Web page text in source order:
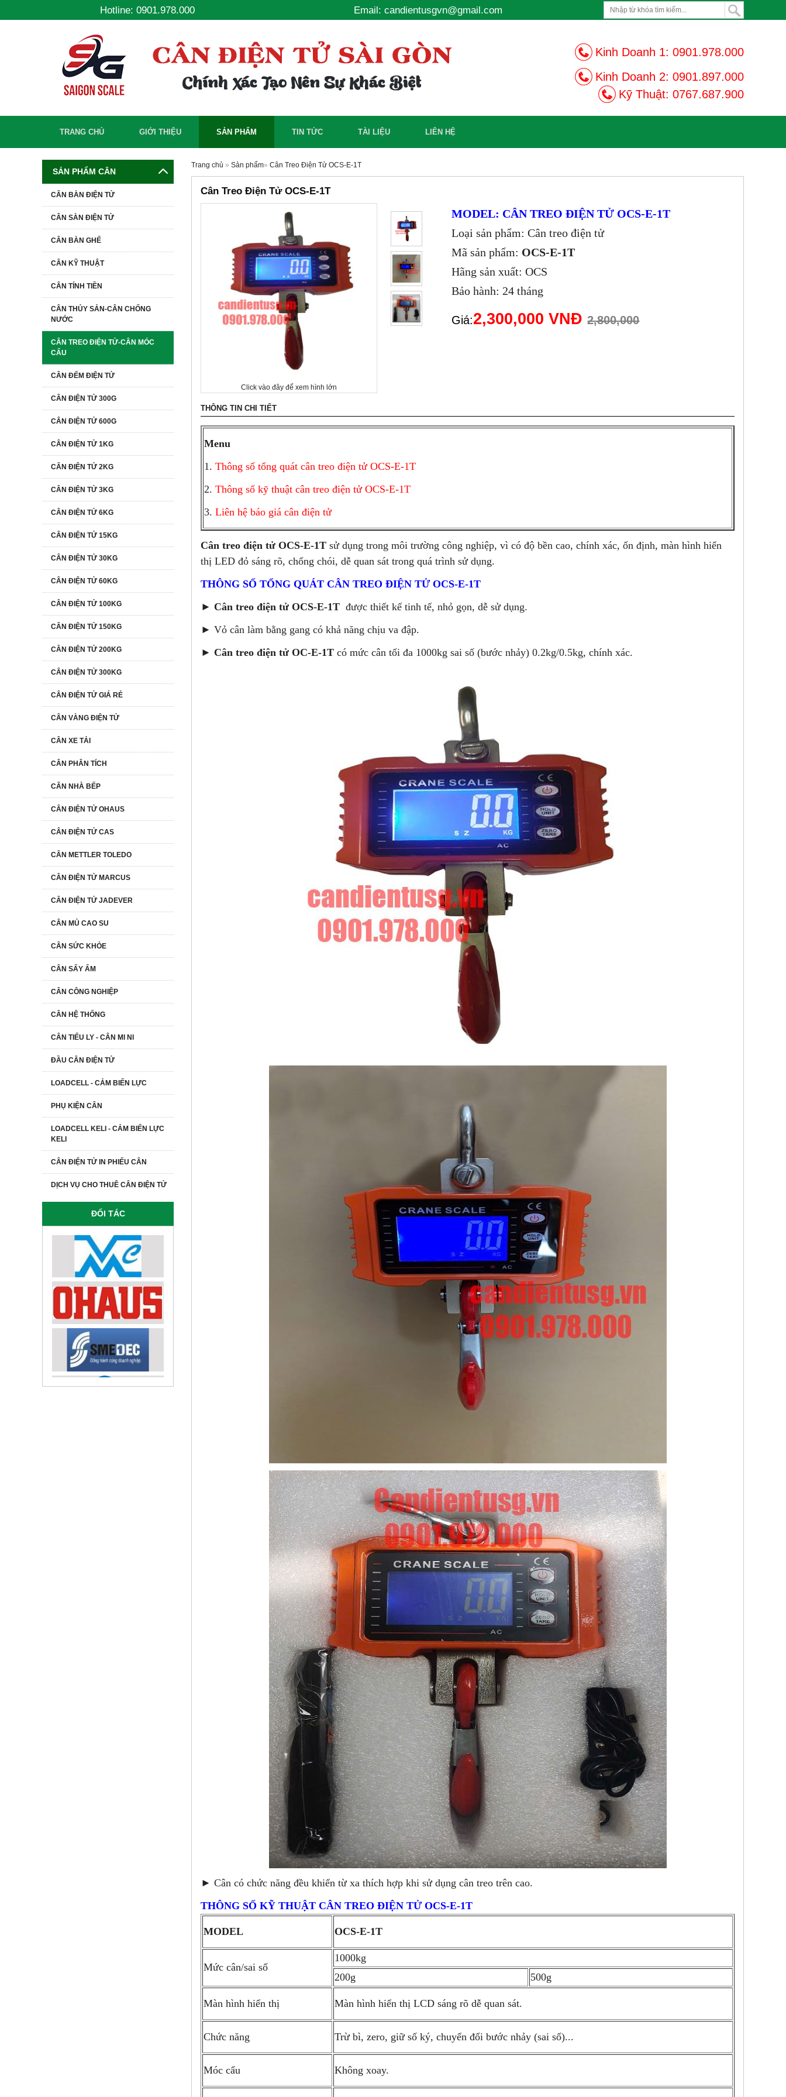
Hotline: 0901.978.000 Email: candientusgvn@gmail.com
Kinh Doanh 1: 0901.978.000
Kinh Doanh 2: 0901.897.000
Kỹ Thuật: 0767.687.900
TRANG CHỦ GIỚI THIỆU SẢN PHẨM TIN TỨC TÀI LIỆU LIÊN HỆ
Trang chủ » Sản phẩm» Cân Treo Điện Tử OCS-E-1T
Cân Treo Điện Tử OCS-E-1T
Click vào đây để xem hình lớn
MODEL: CÂN TREO ĐIỆN TỬ OCS-E-1T
Loại sản phẩm: Cân treo điện tử
Mã sản phẩm: OCS-E-1T
Hãng sản xuất: OCS
Bảo hành: 24 tháng
Giá:2,300,000 VNĐ2,800,000
THÔNG TIN CHI TIẾT
Menu
1. Thông số tổng quát cân treo điện tử OCS-E-1T
2. Thông số kỹ thuật cân treo điện tử OCS-E-1T
3. Liên hệ báo giá cân điện tử
Cân treo điện tử OCS-E-1T sử dụng trong môi trường công nghiệp, vì có độ bền cao, chính xác, ổn định, màn hình hiển
thị LED đỏ sáng rõ, chống chói, dễ quan sát trong quá trình sử dụng.
THÔNG SỐ TỔNG QUÁT CÂN TREO ĐIỆN TỬ OCS-E-1T
► Cân treo điện tử OCS-E-1T được thiết kế tinh tế, nhỏ gọn, dễ sử dụng.
► Vỏ cân làm bằng gang có khả năng chịu va đập.
► Cân treo điện tử OC-E-1T có mức cân tối đa 1000kg sai số (bước nhảy) 0.2kg/0.5kg, chính xác.
► Cân có chức năng đều khiển từ xa thích hợp khi sử dụng cân treo trên cao.
THÔNG SỐ KỸ THUẬT CÂN TREO ĐIỆN TỬ OCS-E-1T
MODEL OCS-E-1T
Mức cân/sai số
1000kg
200g
500g
Màn hình hiển thị Màn hình hiển thị LCD sáng rõ dễ quan sát.
Chức năng Trừ bì, zero, giữ số ký, chuyển đổi bước nhảy (sai số)...
Móc cẩu Không xoay.
SẢN PHẨM CÂN
CÂN BÀN ĐIỆN TỬ
CÂN SÀN ĐIỆN TỬ
CÂN BÀN GHẾ
CÂN KỸ THUẬT
CÂN TÍNH TIỀN
CÂN THỦY SẢN-CÂN CHỐNG
NƯỚC
CÂN TREO ĐIỆN TỬ-CÂN MÓC
CẨU
CÂN ĐẾM ĐIỆN TỬ
CÂN ĐIỆN TỬ 300G
CÂN ĐIỆN TỬ 600G
CÂN ĐIỆN TỬ 1KG
CÂN ĐIỆN TỬ 2KG
CÂN ĐIỆN TỬ 3KG
CÂN ĐIỆN TỬ 6KG
CÂN ĐIỆN TỬ 15KG
CÂN ĐIỆN TỬ 30KG
CÂN ĐIỆN TỬ 60KG
CÂN ĐIỆN TỬ 100KG
CÂN ĐIỆN TỬ 150KG
CÂN ĐIỆN TỬ 200KG
CÂN ĐIỆN TỬ 300KG
CÂN ĐIỆN TỬ GIÁ RẺ
CÂN VÀNG ĐIỆN TỬ
CÂN XE TẢI
CÂN PHÂN TÍCH
CÂN NHÀ BẾP
CÂN ĐIỆN TỬ OHAUS
CÂN ĐIỆN TỬ CAS
CÂN METTLER TOLEDO
CÂN ĐIỆN TỬ MARCUS
CÂN ĐIỆN TỬ JADEVER
CÂN MỦ CAO SU
CÂN SỨC KHỎE
CÂN SẤY ẨM
CÂN CÔNG NGHIỆP
CÂN HỆ THỐNG
CÂN TIỂU LY - CÂN MI NI
ĐẦU CÂN ĐIỆN TỬ
LOADCELL - CẢM BIẾN LỰC
PHỤ KIỆN CÂN
LOADCELL KELI - CẢM BIẾN LỰC
KELI
CÂN ĐIỆN TỬ IN PHIẾU CÂN
DỊCH VỤ CHO THUÊ CÂN ĐIỆN TỬ
ĐỐI TÁC